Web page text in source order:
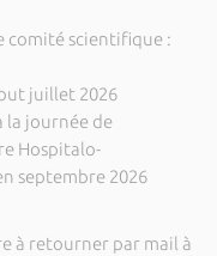
comité scientifique :
juillet 2026
la journée de
Hospitalo-
septembre 2026
à retourner par mail à